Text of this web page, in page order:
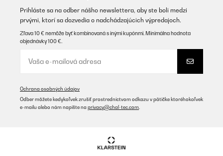
Prihláste sa na odber nášho newslettera, aby ste boli medzi
prvými, ktorí sa dozvedia o nadchádzajúcich výpredajoch.
Zľava 10 € nemôže byť kombinovaná s inými kupónmi. Minimálna hodnota
objednávky 100 €.
Ochrana osobných údajov
Odber môžete kedykoľvek zrušiť prostredníctvom odkazu v pätičke ktoréhokoľvek
e-mailu alebo nám napíšte na privacy@chal-tec.com